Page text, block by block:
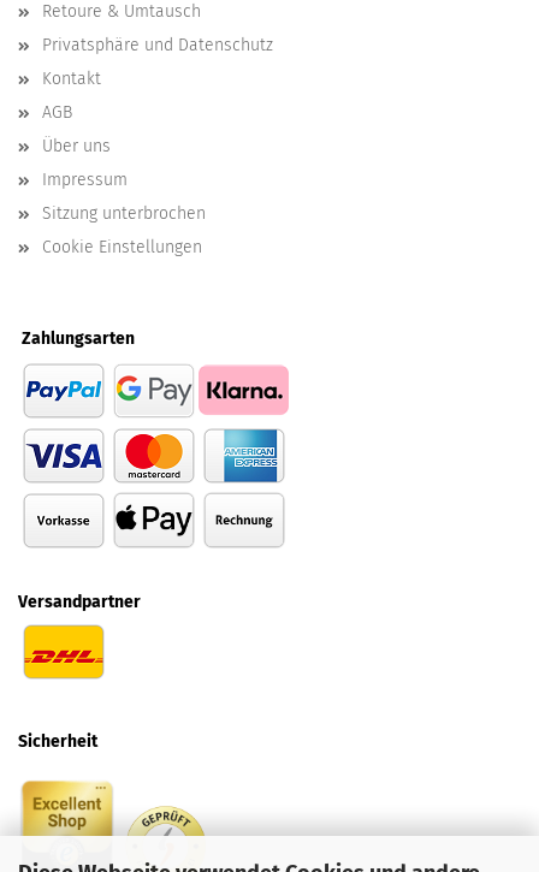
Retoure & Umtausch
Privatsphäre und Datenschutz
Kontakt
AGB
Über uns
Impressum
Sitzung unterbrochen
Cookie Einstellungen
Zahlungsarten
Versandpartner
Sicherheit